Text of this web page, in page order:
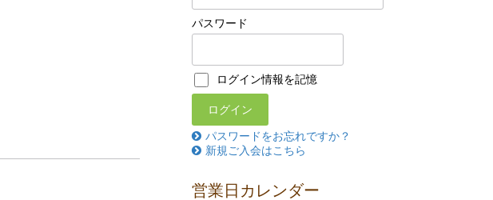
パスワード
ログイン情報を記憶
パスワードをお忘れですか？
新規ご入会はこちら
営業日カレンダー